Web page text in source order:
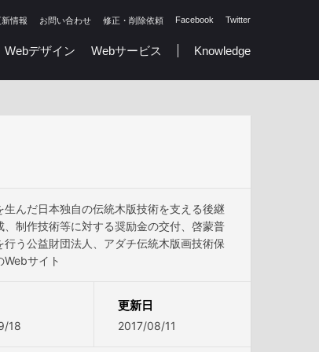
Twitter
Facebook
修正・削除依頼
お問い合わせ
新情報
Knowledge
Webサービス
Webデザイン
生んだ日本独自の伝統木版技術を支える後継
、制作技術等に対する奨励金の交付、啓蒙普
行う公益財団法人、アダチ伝統木版画技術保
Webサイト
18
更新日
2017/08/11